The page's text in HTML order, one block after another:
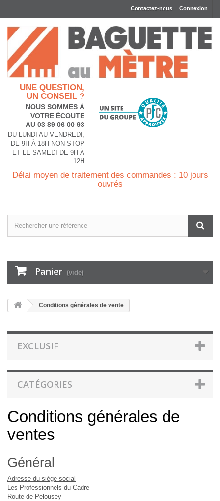
Connexion
Contactez-nous
UNE QUESTION,
UN CONSEIL ?
NOUS SOMMES À
VOTRE ÉCOUTE
AU 03 89 06 00 93
DU LUNDI AU VENDREDI,
DE 9H À 18H NON-STOP
ET LE SAMEDI DE 9H À
12H
Délai moyen de traitement des commandes : 10 jours
ouvrés
Panier (vide)
Conditions générales de vente
EXCLUSIF
CATÉGORIES
Conditions générales de
ventes
Général
Adresse du siège social
Les Professionnels du Cadre
Route de Pelousey